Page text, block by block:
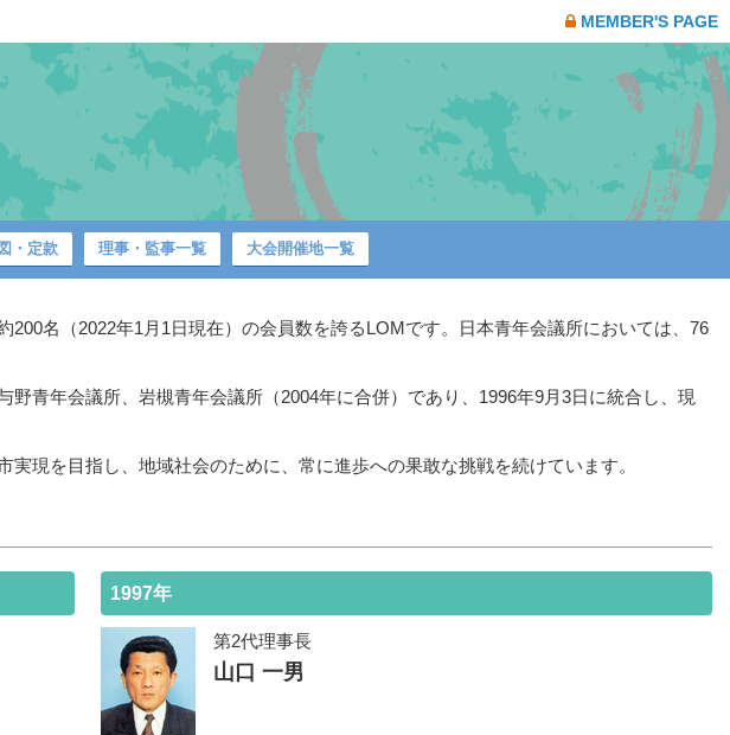
MEMBER'S PAGE
・定款 理事・監事一覧 大会開催地一覧
名（2022年1月1日現在）の会員数を誇るLOMです。日本青年会議所においては、76
青年会議所、岩槻青年会議所（2004年に合併）であり、1996年9月3日に統合し、現
現を目指し、地域社会のために、常に進歩への果敢な挑戦を続けています。
1997年
第2代理事長
山口 一男